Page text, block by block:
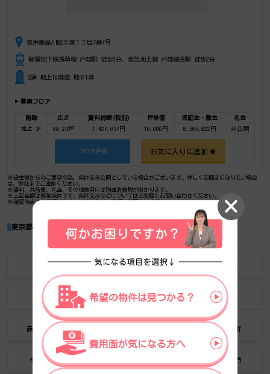
東京都品川区平塚１丁目7番7号
都営地下鉄浅草線 戸越駅 徒歩0分、東急池上線 戸越銀座駅 徒歩2分
S造 地上10階建 地下1階
募集フロア
階数 広さ 賃料総額(税別) 坪単価 保証金・敷金
礼金
地上 3F
89.23坪 1,427,637円 16,000円 8,565,822円 非公開
フロア詳細 お気に入りに追加
※貸主様からのご要望の為、条件を未公開としている場合がございます。詳しくお聞きになりたい場合
は、弊社までご連絡ください。
※賃料、共益費、礼金、その他費用には別途消費税が掛かります。
※上記金額は募集条件です。条件交渉などについてはお気軽にお問い合わせください。
※確認時点での情報のため、リアルタイム情報はお問合せください。
東京都の人気エリアから賃貸オフィス・貸事務所を探す
品川 浜松町
新宿 有楽町 渋谷 銀座
赤坂見附 神谷町
半蔵門 御成門